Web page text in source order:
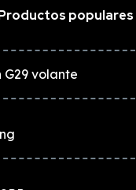
populares
G29 volante